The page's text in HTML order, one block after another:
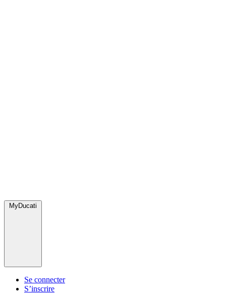
MyDucati
Se connecter
S’inscrire